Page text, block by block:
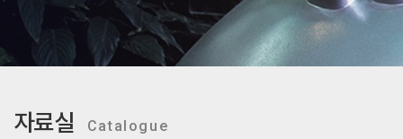
자료실 Catalogue